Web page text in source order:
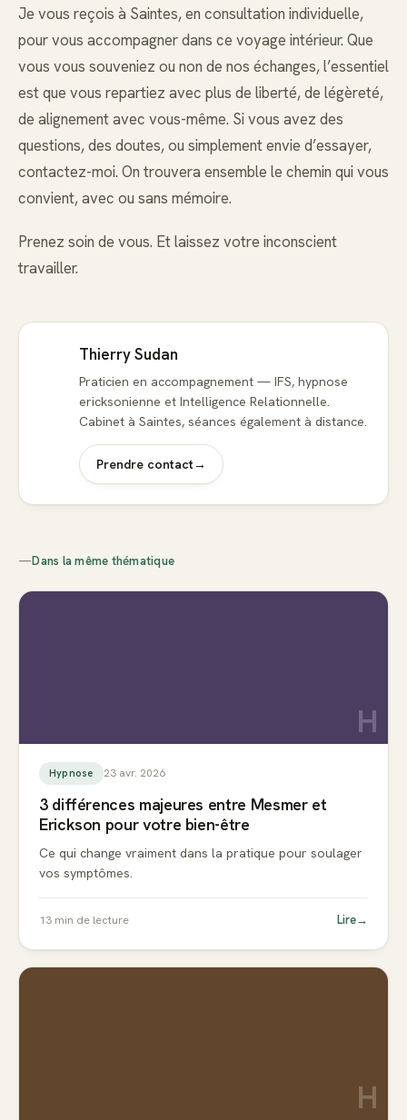
Je vous reçois à Saintes, en consultation individuelle,
pour vous accompagner dans ce voyage intérieur. Que
vous vous souveniez ou non de nos échanges, l’essentiel
est que vous repartiez avec plus de liberté, de légèreté,
de alignement avec vous-même. Si vous avez des
questions, des doutes, ou simplement envie d’essayer,
contactez-moi. On trouvera ensemble le chemin qui vous
convient, avec ou sans mémoire.
Prenez soin de vous. Et laissez votre inconscient
travailler.
Thierry Sudan
Praticien en accompagnement — IFS, hypnose
ericksonienne et Intelligence Relationnelle.
Cabinet à Saintes, séances également à distance.
Prendre contact→
—Dans la même thématique
H
Hypnose 23 avr. 2026
3 différences majeures entre Mesmer et
Erickson pour votre bien-être
Ce qui change vraiment dans la pratique pour soulager
vos symptômes.
13 min de lecture Lire→
H